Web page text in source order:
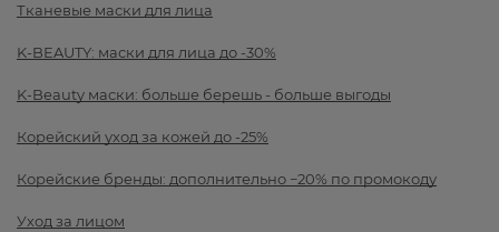
Тканевые маски для лица
K-BEAUTY: маски для лица до -30%
K-Beauty маски: больше берешь - больше выгоды
Корейский уход за кожей до -25%
Корейские бренды: дополнительно −20% по промокоду
Уход за лицом